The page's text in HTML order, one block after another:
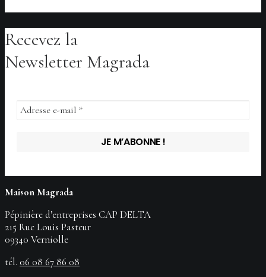
Recevez la
Newsletter Magrada
Maison Magrada
Pépinière d’entreprises CAP DELTA
215 Rue Louis Pasteur
09340 Verniolle
tél. 06 08 67 86 08